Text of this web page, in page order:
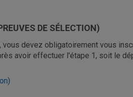
DE SÉLECTION)
devez obligatoirement vous
avoir effectuer l'étape 1, soit le